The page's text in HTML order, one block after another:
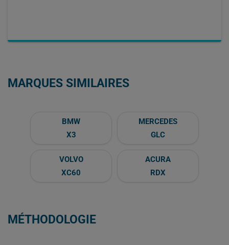
MARQUES SIMILAIRES
BMW
X3
MERCEDES
GLC
VOLVO
XC60
ACURA
RDX
MÉTHODOLOGIE